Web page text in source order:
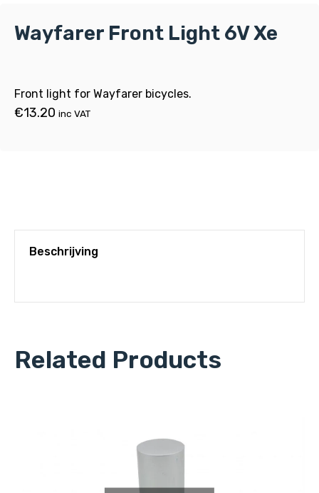
Wayfarer Front Light 6V Xe
Front light for Wayfarer bicycles.
€13.20 inc VAT
Beschrijving
Related Products